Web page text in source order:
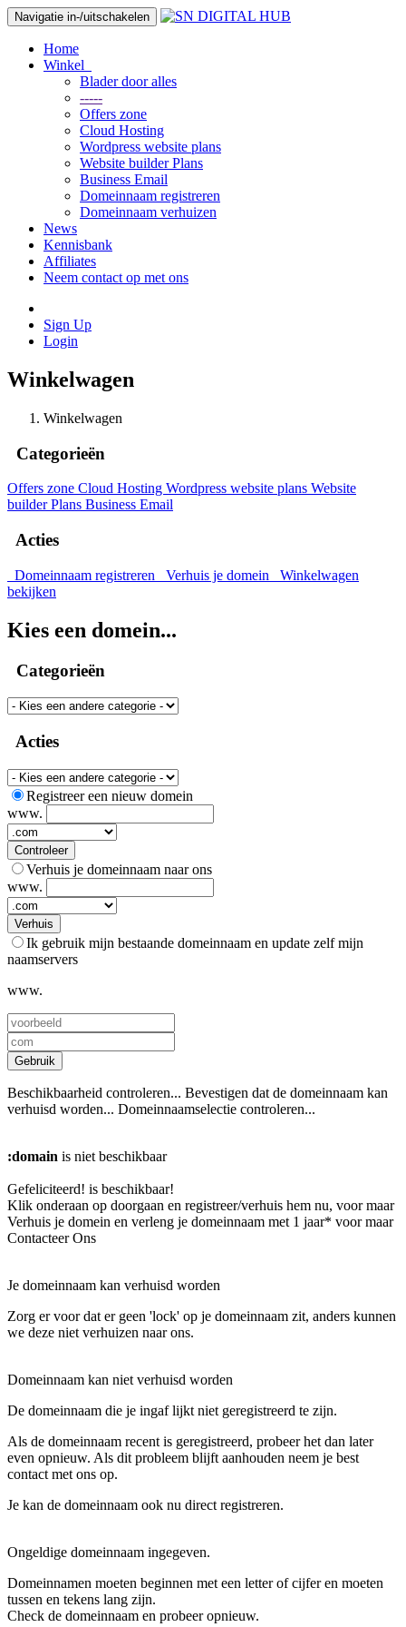
Navigatie in-/uitschakelen
Home
Winkel
Blader door alles
-----
Offers zone
Cloud Hosting
Wordpress website plans
Website builder Plans
Business Email
Domeinnaam registreren
Domeinnaam verhuizen
News
Kennisbank
Affiliates
Neem contact op met ons
Sign Up
Login
Winkelwagen
Winkelwagen
Categorieën
Offers zone Cloud Hosting Wordpress website plans Website
builder Plans Business Email
Acties
Domeinnaam registreren Verhuis je domein
Winkelwagen
bekijken
Kies een domein...
Categorieën
Acties
Registreer een nieuw domein
www.
Controleer
Verhuis je domeinnaam naar ons
www.
Verhuis
Ik gebruik mijn bestaande domeinnaam en update zelf mijn
naamservers
www.
Gebruik
Beschikbaarheid controleren... Bevestigen dat de domeinnaam kan
verhuisd worden... Domeinnaamselectie controleren...
:domain is niet beschikbaar
Gefeliciteerd! is beschikbaar!
Klik onderaan op doorgaan en registreer/verhuis hem nu, voor maar
Verhuis je domein en verleng je domeinnaam met 1 jaar* voor maar
Contacteer Ons
Je domeinnaam kan verhuisd worden
Zorg er voor dat er geen 'lock' op je domeinnaam zit, anders kunnen
we deze niet verhuizen naar ons.
Domeinnaam kan niet verhuisd worden
De domeinnaam die je ingaf lijkt niet geregistreerd te zijn.
Als de domeinnaam recent is geregistreerd, probeer het dan later
even opnieuw. Als dit probleem blijft aanhouden neem je best
contact met ons op.
Je kan de domeinnaam ook nu direct registreren.
Ongeldige domeinnaam ingegeven.
Domeinnamen moeten beginnen met een letter of cijferen moeten
tussen en tekens lang zijn.
Check de domeinnaam en probeer opnieuw.